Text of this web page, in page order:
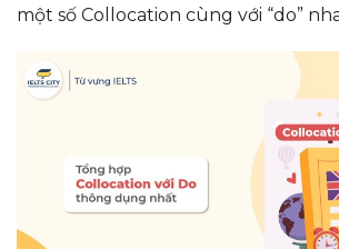
một số Collocation cùng với “do”